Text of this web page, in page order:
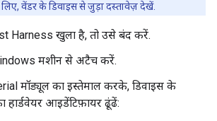
वेंडर के डिवाइस से जुड़ा दस्तावेज़ देखें.
Harness खुला है, तो उसे बंद करें.
मशीन से अटैच करें.
मॉड्यूल का इस्तेमाल करके, डिवाइस के
हार्डवेयर आइडेंटिफ़ायर ढूंढें: